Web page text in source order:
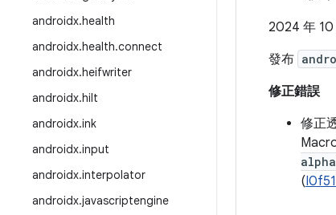
androidx.health
androidx.health.connect
androidx.heifwriter
androidx.hilt
androidx.ink
androidx.input
androidx.interpolator
androidx.javascriptengine
2024 年 10
發布
修正錯誤
修正
(